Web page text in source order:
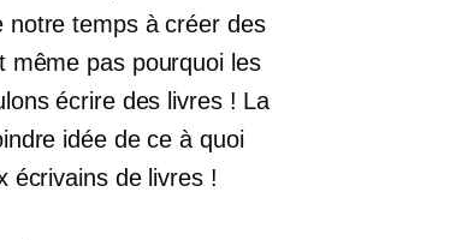
notre temps à créer des
même pas pourquoi les
écrire des livres ! La
idée de ce à quoi
écrivains de livres !